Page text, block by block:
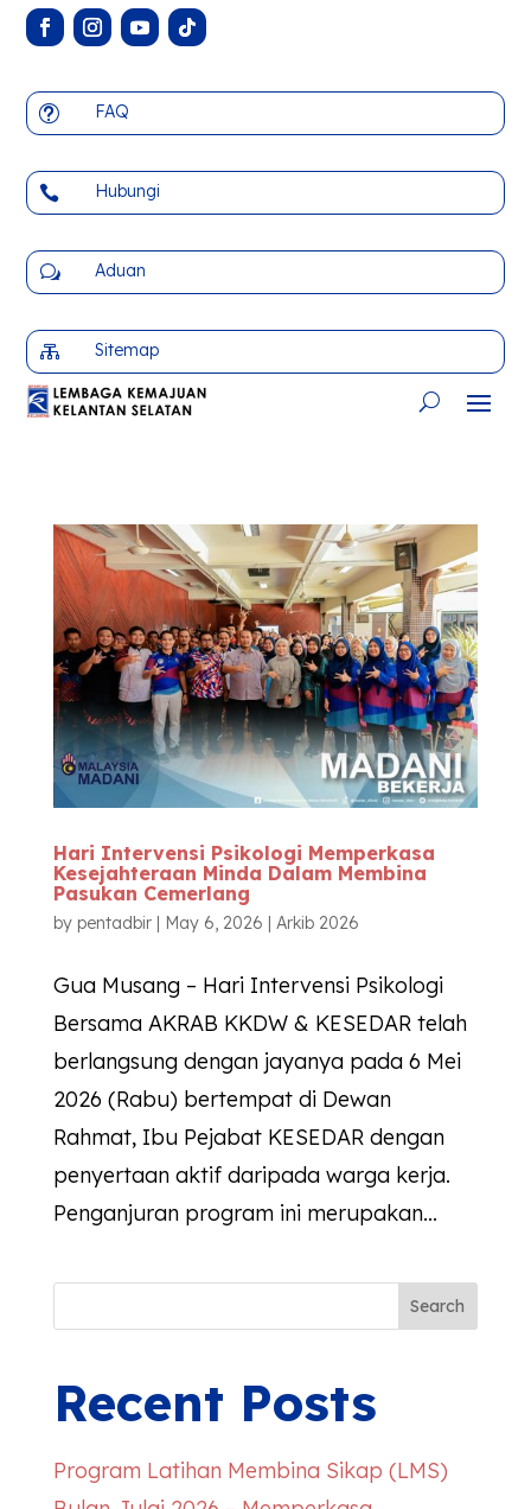
t FAQ
 Hubungi
w Aduan
 Sitemap
Hari Intervensi Psikologi Memperkasa
Kesejahteraan Minda Dalam Membina
Pasukan Cemerlang
by pentadbir| May 6, 2026 | Arkib 2026
Gua Musang – Hari Intervensi Psikologi
Bersama AKRAB KKDW & KESEDAR telah
berlangsung dengan jayanya pada 6 Mei
2026 (Rabu) bertempat di Dewan
Rahmat, Ibu Pejabat KESEDAR dengan
penyertaan aktif daripada warga kerja.
Penganjuran program ini merupakan...
Search
Recent Posts
Program Latihan Membina Sikap (LMS)